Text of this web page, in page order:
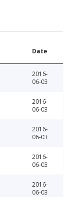
Date
2016-
06-03
2016-
06-03
2016-
06-03
2016-
06-03
2016-
06-03